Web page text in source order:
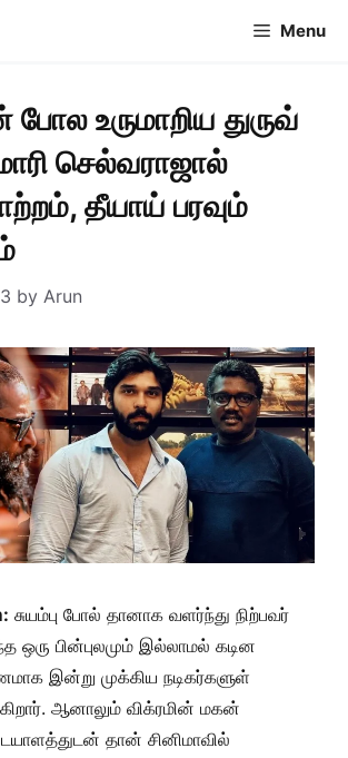
Menu
உருமாறிய துருவ்
செல்வராஜால்
தீயாய் பரவும்
by Arun
சுயம்பு போல் தானாக வளர்ந்து நிற்பவர்
ஒரு பின்புலமும் இல்லாமல் கடின
இன்று முக்கிய நடிகர்களுள்
ஆனாலும் விக்ரமின் மகன்
தான் சினிமாவில்